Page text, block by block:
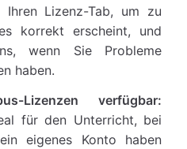
Lizenz-Tab, um zu
korrekt erscheint, und
wenn Sie Probleme
haben.
Lizenzen verfügbar:
für den Unterricht, bei
eigenes Konto haben